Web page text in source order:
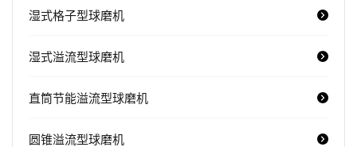
湿式格子型球磨机
湿式溢流型球磨机
直筒节能溢流型球磨机
圆锥溢流型球磨机